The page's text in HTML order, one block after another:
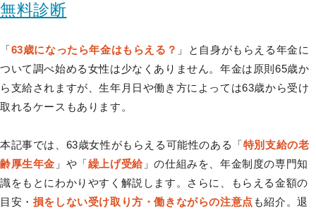
無料診断
「63歳になったら年金はもらえる？ 」と自身がもらえる年金に
ついて調べ始める女性は少なくありません。年金は原則65歳か
ら支給されますが、生年月日や働き方によっては63歳から受け
取れるケースもあります。
本記事では、63歳女性がもらえる可能性のある「特別支給の老
齢厚生年金 」や「繰上げ受給」の仕組みを、年金制度の専門知
識をもとにわかりやすく解説します。さらに、もらえる金額の
目安・ 損をしない受け取り方・働きながらの注意点 も紹介。退